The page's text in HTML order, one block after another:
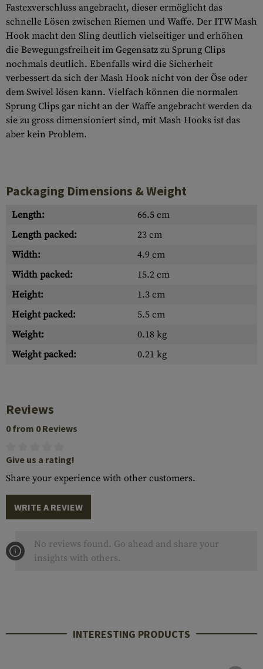
Fastexverschluss angebracht, dieser ermöglicht das
schnelle Lösen zwischen Riemen und Waffe. Der ITW Mash
Hook macht den Sling deutlich vielseitiger und erhöhen
die Bewegungsfreiheit im Gegensatz zu Sprung Clips
nochmals deutlich. Ebenfalls wird die Sicherheit
verbessert da sich der Mash Hook nicht von der Öse oder
dem Swivel lösen kann. Vielfach können die normalen
Sprung Clips gar nicht an der Waffe angebracht werden da
sie zu gross dimensioniert sind, mit Mash Hooks ist das
aber kein Problem.
Packaging Dimensions & Weight
Length:
66.5 cm
Length packed:
23 cm
Width:
4.9 cm
Width packed:
15.2 cm
Height:
1.3 cm
Height packed:
5.5 cm
Weight:
0.18 kg
Weight packed:
0.21 kg
Reviews
0 from 0 Reviews
Give us a rating!
Share your experience with other customers.
WRITE A REVIEW
No reviews found. Go ahead and share your
insights with others.
INTERESTING PRODUCTS